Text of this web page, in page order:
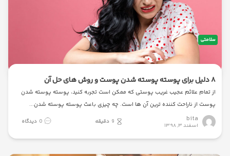
سلامتی
۸ دلیل برای پوسته پوسته شدن پوست و روش های حل آن
از تمام علائم عجیب غریب پوستی که ممکن است تجربه کنید، پوسته پوسته شدن
پوست از ناراحت کننده ترین آن ها است. چه چیزی باعث پوسته پوسته شدن
bita
اسفند ۳, ۱۳۹۸ 9 دقیقه 0 دیدگاه